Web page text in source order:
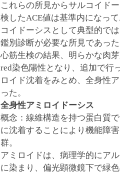
これらの所見からサルコイド
検したACE値は基準内になっ
コイドーシスとして典型的で
鑑別診断が必要な所見であった
心筋生検の結果、明らかな肉
red染色陽性となり、追加で行
ロイド沈着をみとめ、全身性
った。
全身性アミロイドーシス
概念：線維構造を持つ蛋白質
に沈着することにより機能障
群。
アミロイドは、病理学的にア
に染まり、偏光顕微鏡下で緑